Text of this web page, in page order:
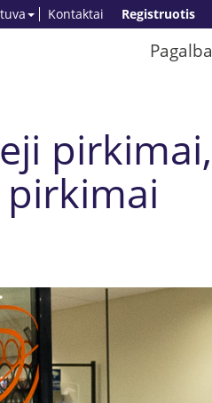
Registruotis
Kontaktai
Pagalba
pirkimai,